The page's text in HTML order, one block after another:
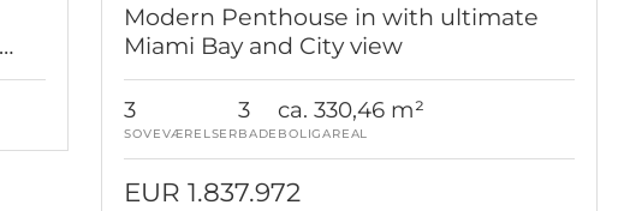
Modern Penthouse in with ultimate
Miami Bay and City view
3
SOVEVÆRELSER
3
BADE
ca. 330,46 m²
BOLIGAREAL
EUR 1.837.972